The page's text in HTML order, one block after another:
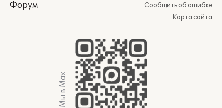
Форум
Сообщить об ошибке
Карта сайта
Мы в Max